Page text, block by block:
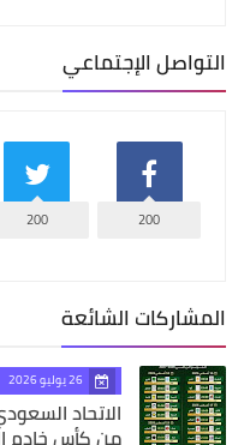
التواصل الإجتماعي
200
200
المشاركات الشائعة
26 يوليو 2026
من كأس خادم